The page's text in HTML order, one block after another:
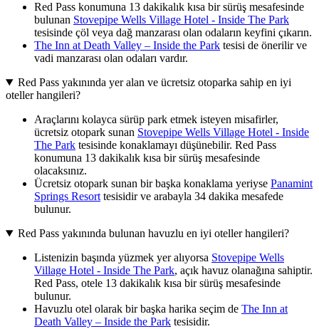
Red Pass konumuna 13 dakikalık kısa bir sürüş mesafesinde
bulunan Stovepipe Wells Village Hotel - Inside The Park
tesisinde çöl veya dağ manzarası olan odaların keyfini çıkarın.
The Inn at Death Valley – Inside the Park tesisi de önerilir ve
vadi manzarası olan odaları vardır.
Red Pass yakınında yer alan ve ücretsiz otoparka sahip en iyi
oteller hangileri?
Araçlarını kolayca sürüp park etmek isteyen misafirler,
ücretsiz otopark sunan Stovepipe Wells Village Hotel - Inside
The Park tesisinde konaklamayı düşünebilir. Red Pass
konumuna 13 dakikalık kısa bir sürüş mesafesinde
olacaksınız.
Ücretsiz otopark sunan bir başka konaklama yeriyse Panamint
Springs Resort tesisidir ve arabayla 34 dakika mesafede
bulunur.
Red Pass yakınında bulunan havuzlu en iyi oteller hangileri?
Listenizin başında yüzmek yer alıyorsa Stovepipe Wells
Village Hotel - Inside The Park, açık havuz olanağına sahiptir.
Red Pass, otele 13 dakikalık kısa bir sürüş mesafesinde
bulunur.
Havuzlu otel olarak bir başka harika seçim de The Inn at
Death Valley – Inside the Park tesisidir.